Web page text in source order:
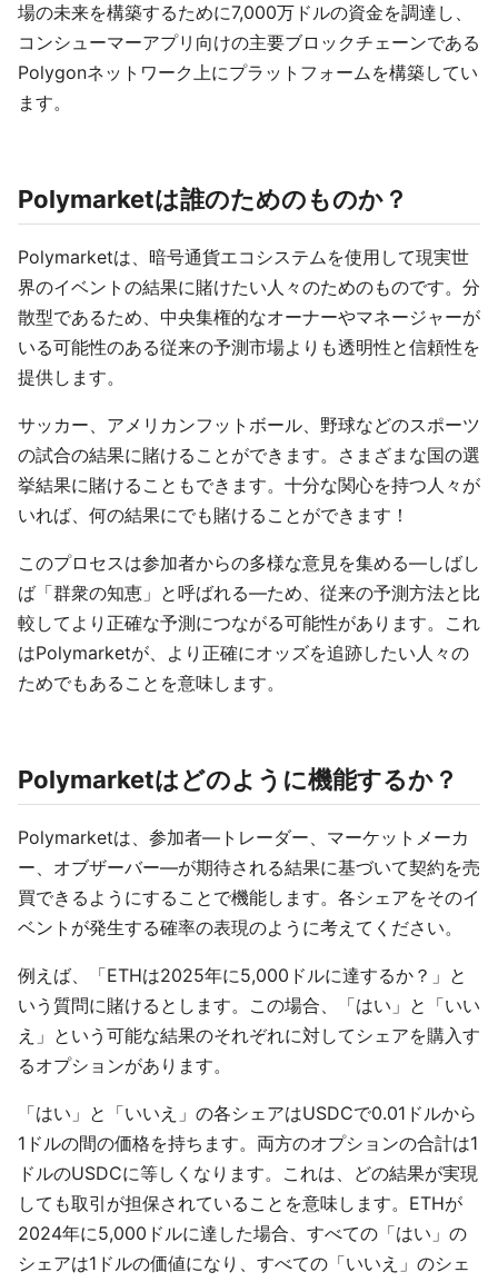
場の未来を構築するために7,000万ドルの資金を調達し、
コンシューマーアプリ向けの主要ブロックチェーンである
Polygonネットワーク上にプラットフォームを構築してい
ます。
Polymarketは誰のためのものか？
Polymarketは、暗号通貨エコシステムを使用して現実世
界のイベントの結果に賭けたい人々のためのものです。分
散型であるため、中央集権的なオーナーやマネージャーが
いる可能性のある従来の予測市場よりも透明性と信頼性を
提供します。
サッカー、アメリカンフットボール、野球などのスポーツ
の試合の結果に賭けることができます。さまざまな国の選
挙結果に賭けることもできます。十分な関心を持つ人々が
いれば、何の結果にでも賭けることができます！
このプロセスは参加者からの多様な意見を集める—しばし
ば「群衆の知恵」と呼ばれる—ため、従来の予測方法と比
較してより正確な予測につながる可能性があります。これ
はPolymarketが、より正確にオッズを追跡したい人々の
ためでもあることを意味します。
Polymarketはどのように機能するか？
Polymarketは、参加者—トレーダー、マーケットメーカ
ー、オブザーバー—が期待される結果に基づいて契約を売
買できるようにすることで機能します。各シェアをそのイ
ベントが発生する確率の表現のように考えてください。
例えば、「ETHは2025年に5,000ドルに達するか？」と
いう質問に賭けるとします。この場合、「はい」と「いい
え」という可能な結果のそれぞれに対してシェアを購入す
るオプションがあります。
「はい」と「いいえ」の各シェアはUSDCで0.01ドルから
1ドルの間の価格を持ちます。両方のオプションの合計は1
ドルのUSDCに等しくなります。これは、どの結果が実現
しても取引が担保されていることを意味します。ETHが
2024年に5,000ドルに達した場合、すべての「はい」の
シェアは1ドルの価値になり、すべての「いいえ」のシェ